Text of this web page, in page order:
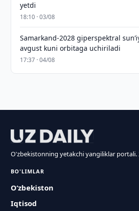
yetdi
18:10 · 03/08
Samarkand-2028 giperspektral
avgust kuni orbitaga uchiriladi
17:37 · 04/08
O'zbekistonning yetakchi yangiliklar portali.
BO'LIMLAR
O‘zbekiston
Iqtisod